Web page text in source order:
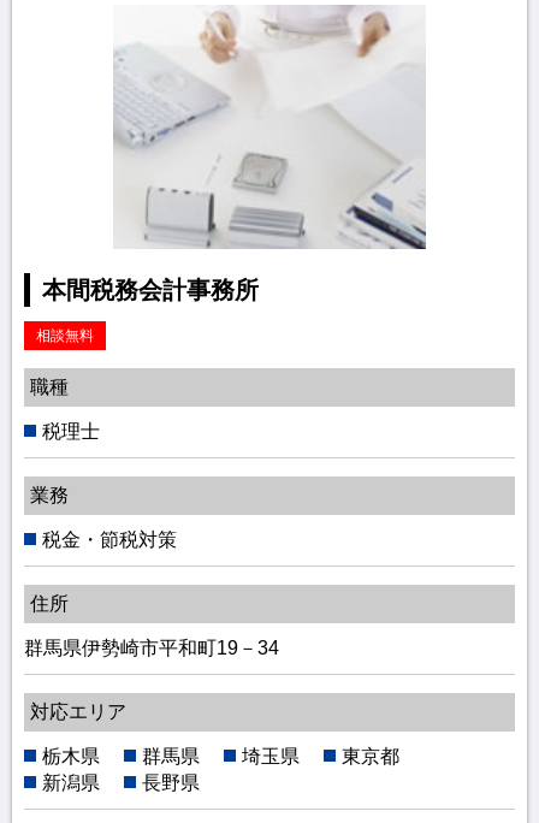
本間税務会計事務所
相談無料
職種
税理士
業務
税金・節税対策
住所
群馬県伊勢崎市平和町19－34
対応エリア
栃木県 群馬県 埼玉県
東京都
新潟県
長野県